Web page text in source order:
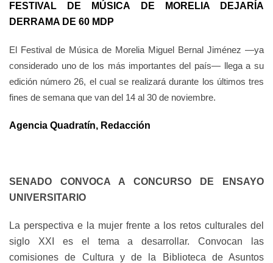
FESTIVAL DE MÚSICA DE MORELIA DEJARÍA
DERRAMA DE 60 MDP
El Festival de Música de Morelia Miguel Bernal Jiménez —ya
considerado uno de los más importantes del país— llega a su
edición número 26, el cual se realizará durante los últimos tres
fines de semana que van del 14 al 30 de noviembre.
Agencia Quadratín, Redacción
SENADO CONVOCA A CONCURSO DE ENSAYO
UNIVERSITARIO
La perspectiva e la mujer frente a los retos culturales del
siglo XXI es el tema a desarrollar. Convocan las
comisiones de Cultura y de la Biblioteca de Asuntos